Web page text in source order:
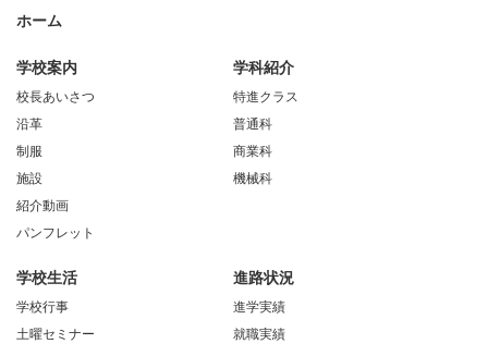
ホーム
学校案内
校長あいさつ
沿革
制服
施設
紹介動画
パンフレット
学科紹介
特進クラス
普通科
商業科
機械科
学校生活
学校行事
土曜セミナー
進路状況
進学実績
就職実績